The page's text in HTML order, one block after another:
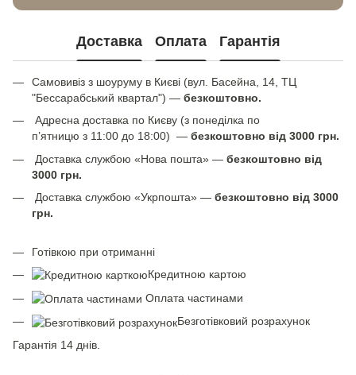
Доставка Оплата Гарантія
Самовивіз з шоуруму в Києві (вул. Басейна, 14, ТЦ
"Бессарабський квартал") — безкоштовно.
Адресна доставка по Києву (з понеділка по
п’ятницю з 11:00 до 18:00) — безкоштовно від 3000 грн.
Доставка службою «Нова пошта» — безкоштовно від
3000 грн.
Доставка службою «Укрпошта» — безкоштовно від 3000
грн.
Готівкою при отриманні
Кредитною картою
Оплата частинами
Безготівковий розрахунок
Гарантія 14 днів.